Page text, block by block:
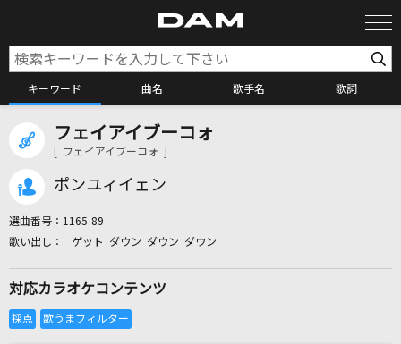
キーワード 曲名 歌手名 歌詞
カラオケ検索
フェイアイブーコォ
[ フェイアイブーコォ ]
ポンユィイェン
選曲番号： 1165-89
ゲット ダウン ダウン ダウン
対応カラオケコンテンツ